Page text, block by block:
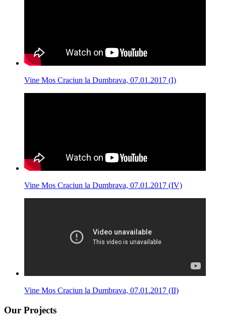
Vine Mos Craciun la Dumbrava, 07.01.2017 (I)
Vine Mos Craciun la Dumbrava, 07.01.2017 (IV)
Vine Mos Craciun la Dumbrava, 07.01.2017 (II)
Our Projects